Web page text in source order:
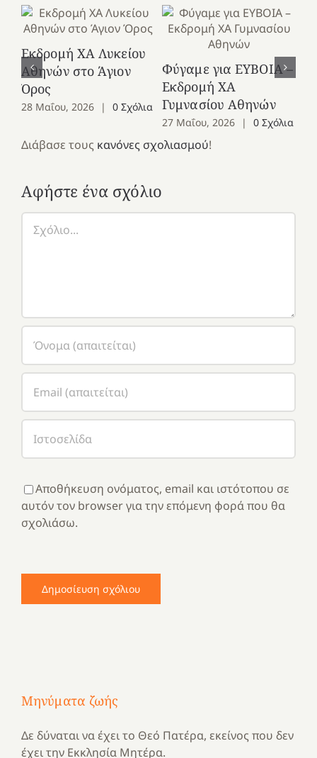
Εκδρομή ΧΑ Λυκείου
Αθηνών στο Άγιον
Όρος
28 Μαΐου, 2026 | 0 Σχόλια
Φύγαμε για ΕΥΒΟΙΑ –
Εκδρομή ΧΑ
Γυμνασίου Αθηνών
27 Μαΐου, 2026 | 0 Σχόλια
Διάβασε τους κανόνες σχολιασμού!
Αφήστε ένα σχόλιο
Αποθήκευση ονόματος, email και ιστότοπου σε
αυτόν τον browser για την επόμενη φορά που θα
σχολιάσω.
Μηνύματα ζωής
Δε δύναται να έχει το Θεό Πατέρα, εκείνος που δεν
έχει την Εκκλησία Μητέρα.